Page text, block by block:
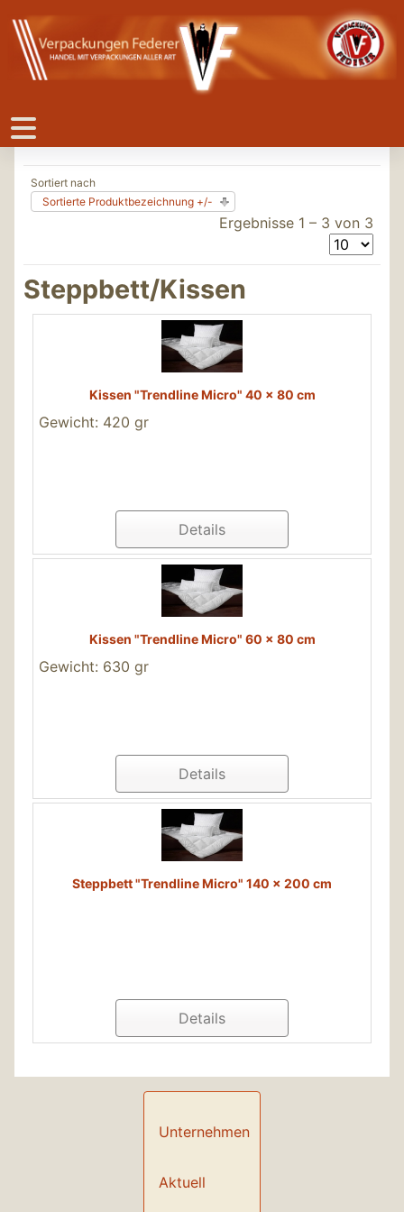
Sortiert nach
Sortierte Produktbezeichnung +/-
Ergebnisse 1 – 3 von 3
Steppbett/Kissen
Kissen "Trendline Micro" 40 x 80 cm
Gewicht: 420 gr
Details
Kissen "Trendline Micro" 60 x 80 cm
Gewicht: 630 gr
Details
Steppbett "Trendline Micro" 140 x 200 cm
Details
Unternehmen
Aktuell